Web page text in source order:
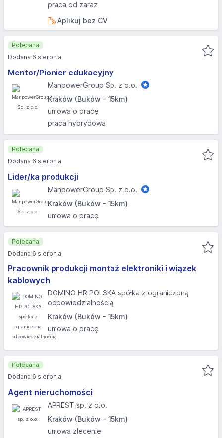
praca od zaraz
Aplikuj bez CV
Mentor/Pionier edukacyjny
ManpowerGroup Sp. z o.o.
Kraków (Buków - 15km)
umowa o pracę
praca hybrydowa
Polecana
Dodana 6 sierpnia
Lider/ka produkcji
ManpowerGroup Sp. z o.o.
Kraków (Buków - 15km)
umowa o pracę
Polecana
Dodana 6 sierpnia
Pracownik produkcji montaż elektroniki i wiązek
kablowych
DOMINO HR POLSKA spółka z ograniczoną
odpowiedzialnością
Kraków (Buków - 15km)
umowa o pracę
Polecana
Dodana 6 sierpnia
Agent nieruchomości
APREST sp. z o.o.
Kraków (Buków - 15km)
umowa zlecenie
Polecana
Dodana 6 sierpnia